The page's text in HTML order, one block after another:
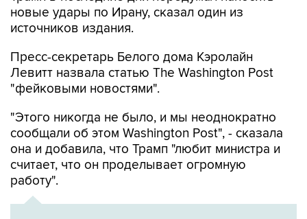
новые удары по Ирану, сказал один из
источников издания.
Пресс-секретарь Белого дома Кэролайн
Левитт назвала статью The Washington Post
"фейковыми новостями".
"Этого никогда не было, и мы неоднократно
сообщали об этом Washington Post", - сказала
она и добавила, что Трамп "любит министра и
считает, что он проделывает огромную
работу".